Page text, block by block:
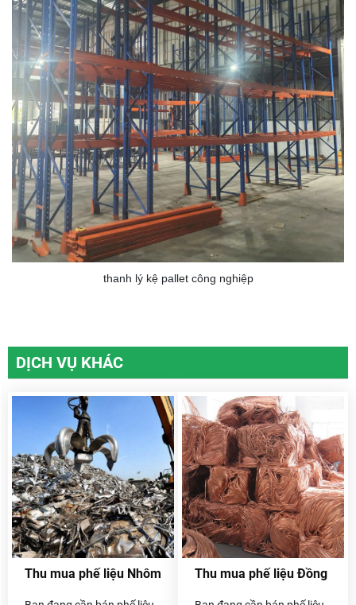
thanh lý kệ pallet công nghiệp
DỊCH VỤ KHÁC
Thu mua phế liệu Nhôm Thu mua phế liệu Đồng